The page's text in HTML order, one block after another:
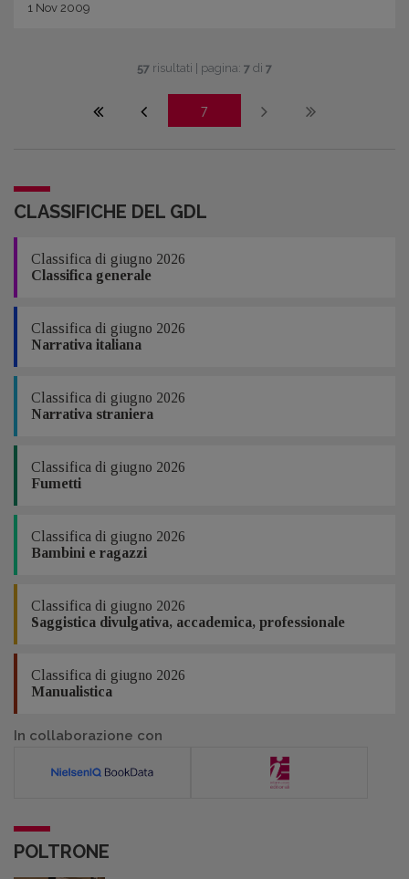
1 Nov 2009
57 risultati | pagina: 7 di 7
7
CLASSIFICHE DEL GDL
Classifica di giugno 2026
Classifica generale
Classifica di giugno 2026
Narrativa italiana
Classifica di giugno 2026
Narrativa straniera
Classifica di giugno 2026
Fumetti
Classifica di giugno 2026
Bambini e ragazzi
Classifica di giugno 2026
Saggistica divulgativa, accademica, professionale
Classifica di giugno 2026
Manualistica
In collaborazione con
POLTRONE